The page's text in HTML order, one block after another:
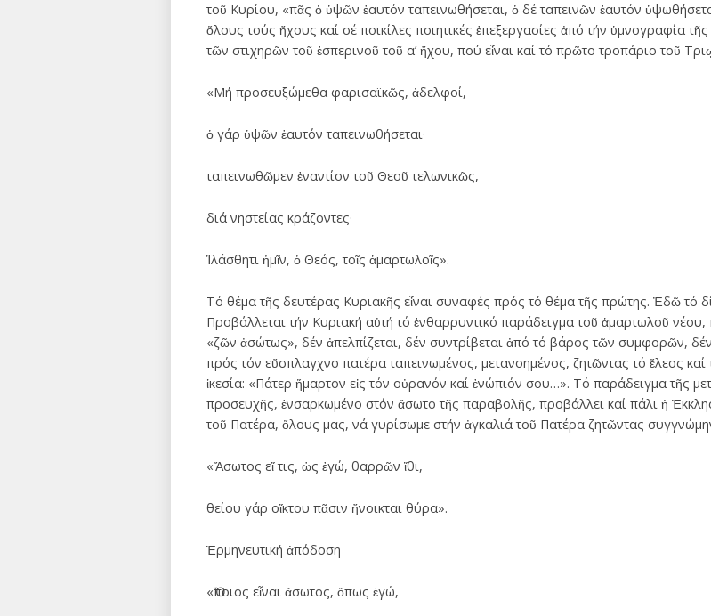
τοῦ Κυρίου, «πᾶς ὁ ὑψῶν ἑαυτόν ταπεινωθήσεται, ὁ δέ ταπεινῶν ἑαυτόν
ὅλους τούς ἤχους καί σέ ποικίλες ποιητικές ἐπεξεργασίες ἀπό τήν ὑμνογραφία
τῶν στιχηρῶν τοῦ ἑσπερινοῦ τοῦ α’ ἤχου, πού εἶναι καί τό πρῶτο τροπάριο τοῦ
«Μή προσευξώμεθα φαρισαϊκῶς, ἀδελφοί,
ὁ γάρ ὑψῶν ἑαυτόν ταπεινωθήσεται·
ταπεινωθῶμεν ἐναντίον τοῦ Θεοῦ τελωνικῶς,
διά νηστείας κράζοντες·
Ἱλάσθητι ἡμῖν, ὁ Θεός, τοῖς ἁμαρτωλοῖς».
Τό θέμα τῆς δευτέρας Κυριακῆς εἶναι συναφές πρός τό θέμα τῆς πρώτης. Ἐδῶ τό
Προβάλλεται τήν Κυριακή αὐτή τό ἐνθαρρυντικό παράδειγμα τοῦ ἁμαρτωλοῦ
«ζῶν ἀσώτως», δέν ἀπελπίζεται, δέν συντρίβεται ἀπό τό βάρος τῶν συμφορῶν,
πρός τόν εὔσπλαγχνο πατέρα ταπεινωμένος, μετανοημένος, ζητῶντας τό ἔλεος
ἱκεσία: «Πάτερ ἥμαρτον εἰς τόν οὐρανόν καί ἐνώπιόν σου…». Τό παράδειγμα τῆς
προσευχῆς, ἐνσαρκωμένο στόν ἄσωτο τῆς παραβολῆς, προβάλλει καί πάλι ἡ
τοῦ Πατέρα, ὅλους μας, νά γυρίσωμε στήν ἀγκαλιά τοῦ Πατέρα ζητῶντας
«Ἄσωτος εἴ τις, ὡς ἐγώ, θαρρῶν ἴθι,
θείου γάρ οἴκτου πᾶσιν ἤνοικται θύρα».
Ἑρμηνευτική ἀπόδοση
«Ὅποιος εἶναι ἄσωτος, ὅπως ἐγώ,